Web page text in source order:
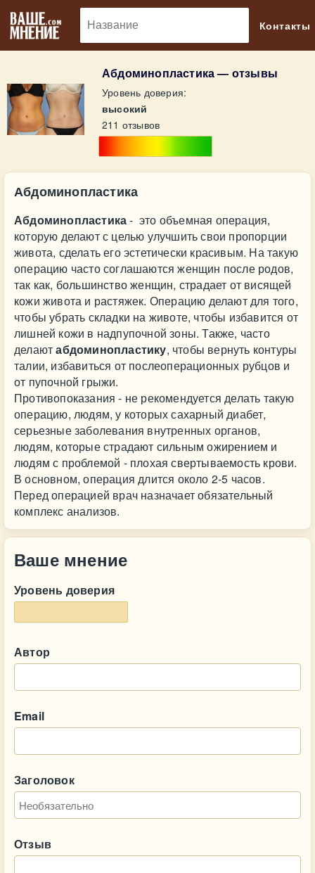
Контакты
Абдоминопластика — отзывы
Уровень доверия:
высокий
211 отзывов
Абдоминопластика
Абдоминопластика- это объемная операция,
которую делают с целью улучшить свои пропорции
живота, сделать его эстетически красивым. На такую
операцию часто соглашаются женщин после родов,
так как, большинство женщин, страдает от висящей
кожи живота и растяжек. Операцию делают для того,
чтобы убрать складки на животе, чтобы избавится от
лишней кожи в надпупочной зоны. Также, часто
делаютабдоминопластику, чтобы вернуть контуры
талии, избавиться от послеоперационных рубцов и
от пупочной грыжи.
Противопоказания - не рекомендуется делать такую
операцию, людям, у которых сахарный диабет,
серьезные заболевания внутренных органов,
людям, которые страдают сильным ожирением и
людям с проблемой - плохая свертываемость крови.
В основном, операция длится около 2-5 часов.
Перед операцией врач назначает обязательный
комплекс анализов.
Ваше мнение
Уровень доверия
Автор
Email
Заголовок
Отзыв